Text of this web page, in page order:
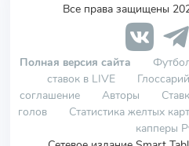
Все права защищены
Полная версия сайта
ставок в LIVE
Глоссарий
соглашение
Авторы
голов
Статистика желтых
капперы